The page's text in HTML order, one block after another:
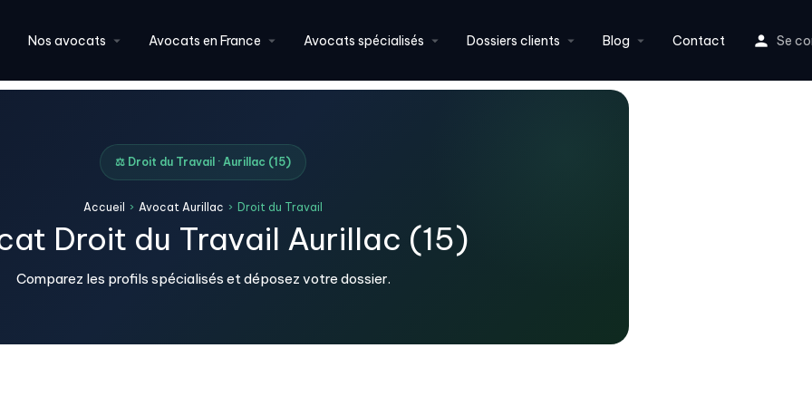
Nos avocats Avocats en France Avocats spécialisés Dossiers clients Blog Contact Se
⚖️ Droit du Travail · Aurillac (15)
Accueil › Avocat Aurillac › Droit du Travail
Droit du Travail Aurillac (15)
Comparez les profils spécialisés et déposez votre dossier.